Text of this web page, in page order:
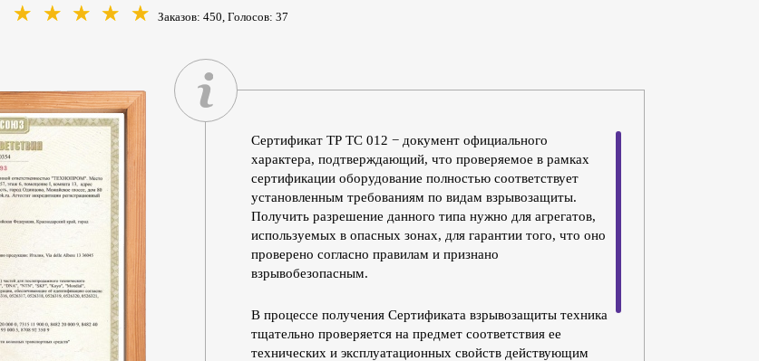
Заказов: 450, Голосов: 37
☆
☆
☆
☆
☆
Сертификат ТР ТС 012 − документ официального
характера, подтверждающий, что проверяемое в рамках
сертификации оборудование полностью соответствует
установленным требованиям по видам взрывозащиты.
Получить разрешение данного типа нужно для агрегатов,
используемых в опасных зонах, для гарантии того, что оно
проверено согласно правилам и признано
взрывобезопасным.
В процессе получения Сертификата взрывозащиты техника
тщательно проверяется на предмет соответствия ее
технических и эксплуатационных свойств действующим